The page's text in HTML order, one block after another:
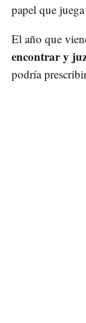
papel que
El año que
encontrar y
podría